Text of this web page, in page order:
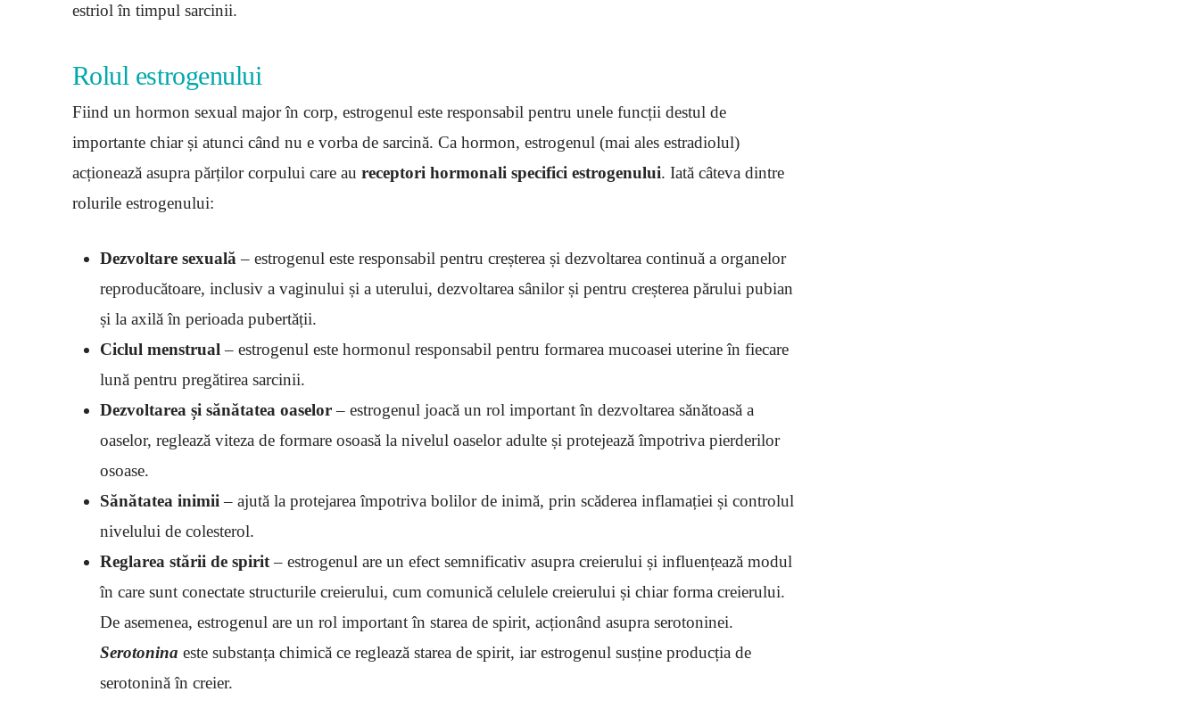
estriol în timpul sarcinii.
Rolul estrogenului
Fiind un hormon sexual major în corp, estrogenul este responsabil pentru unele funcții destul de
importante chiar și atunci când nu e vorba de sarcină. Ca hormon, estrogenul (mai ales estradiolul)
acționează asupra părților corpului care au receptori hormonali specifici estrogenului. Iată câteva dintre
rolurile estrogenului:
Dezvoltare sexuală– estrogenul este responsabil pentru creșterea și dezvoltarea continuă a organelor
reproducătoare, inclusiv a vaginului și a uterului, dezvoltarea sânilor și pentru creșterea părului pubian
și la axilă în perioada pubertății.
Ciclul menstrual– estrogenul este hormonul responsabil pentru formarea mucoasei uterine în fiecare
lună pentru pregătirea sarcinii.
Dezvoltarea și sănătatea oaselor– estrogenul joacă un rol important în dezvoltarea sănătoasă a
oaselor, reglează viteza de formare osoasă la nivelul oaselor adulte și protejează împotriva pierderilor
osoase.
Sănătatea inimii– ajută la protejarea împotriva bolilor de inimă, prin scăderea inflamației și controlul
nivelului de colesterol.
Reglarea stării de spirit– estrogenul are un efect semnificativ asupra creierului și influențează modul
în care sunt conectate structurile creierului, cum comunică celulele creierului și chiar forma creierului.
De asemenea, estrogenul are un rol important în starea de spirit, acționând asupra serotoninei.
Serotonina este substanța chimică ce reglează starea de spirit, iar estrogenul susține producția de
serotonină în creier.